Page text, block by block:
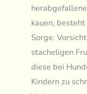
kauen,
Sorge.
stacheligen
diese bei
Kindern zu